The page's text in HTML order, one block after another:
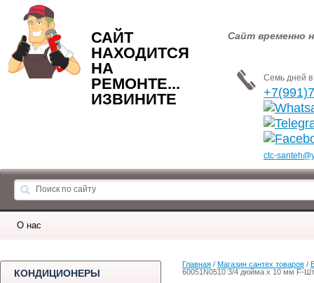
САЙТ
НАХОДИТСЯ
НА
РЕМОНТЕ...
ИЗВИНИТЕ
Сайт временно
Семь дней
ctc-
О нас
КОНДИЦИОНЕРЫ
Главная / Магазин сантех товаров /
60051N0510 3/4 дюйма x 10 мм F-